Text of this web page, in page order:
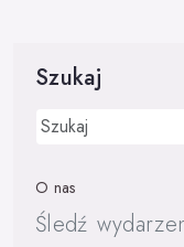
Szukaj
O nas
Śledź